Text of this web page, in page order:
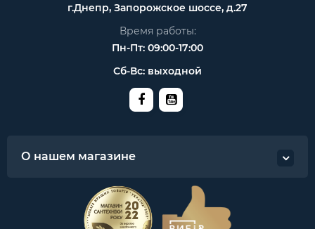
г.Днепр, Запорожское шоссе, д.27
Время работы:
Пн-Пт: 09:00-17:00
Сб-Вс: выходной
О нашем магазине